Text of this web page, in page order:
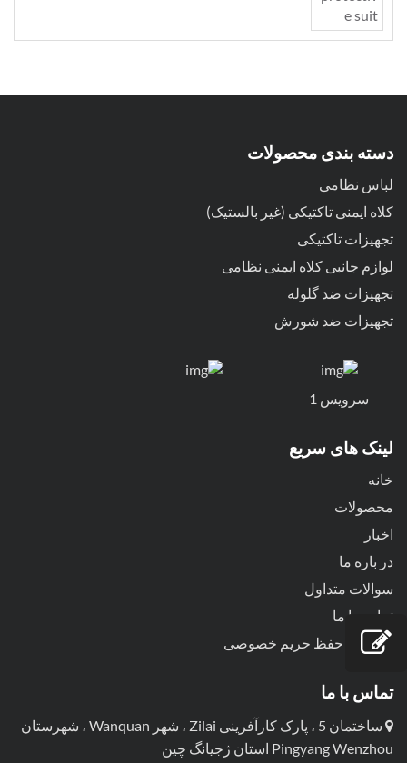
دسته بندی محصولات
لباس نظامی
کلاه ایمنی تاکتیکی (غیر بالستیک)
تجهیزات تاکتیکی
لوازم جانبی کلاه ایمنی نظامی
تجهیزات ضد گلوله
تجهیزات ضد شورش
سرویس 1
لینک های سریع
خانه
محصولات
اخبار
در باره ما
سوالات متداول
تماس با ما
سیاست حفظ حریم خصوصی
تماس با ما
ساختمان 5 ، پارک کارآفرینی Zilai ، شهر Wanquan ، شهرستان
Pingyang Wenzhou استان ژجیانگ چین